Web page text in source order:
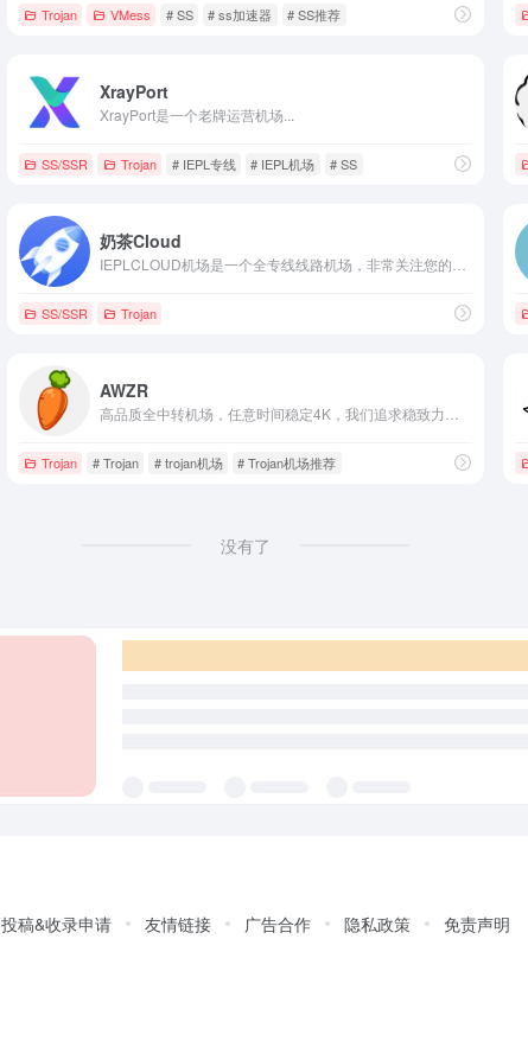
Trojan VMess # SS # ss加速器 # SS推荐
XrayPort
XrayPort是一个老牌运营机场...
SS/SSR Trojan # IEPL专线 # IEPL机场 # SS
奶茶Cloud
SS/SSR Trojan
AWZR
Trojan # Trojan # trojan机场 # Trojan机场推荐
没有了
投稿&收录申请 友情链接 广告合作 隐私政策 免责声明